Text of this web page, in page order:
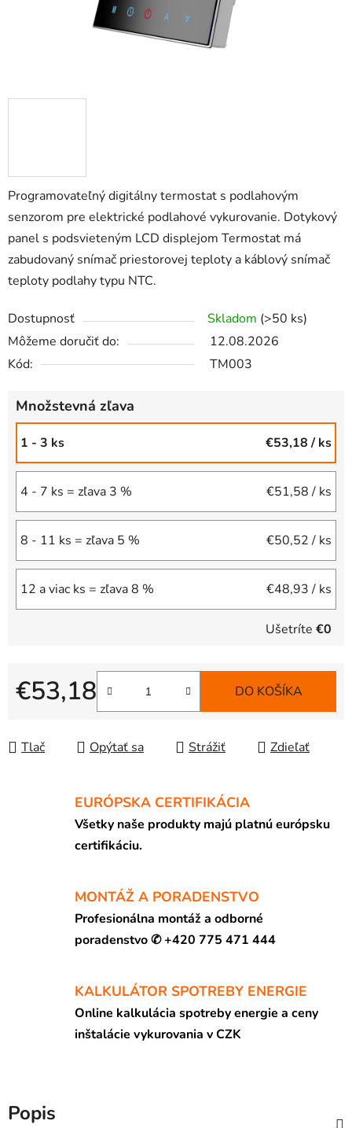
Programovateľný digitálny termostat s podlahovým
senzorom pre elektrické podlahové vykurovanie. Dotykový
panel s podsvieteným LCD displejom Termostat má
zabudovaný snímač priestorovej teploty a káblový snímač
teploty podlahy typu NTC.
Dostupnosť Skladom (>50 ks)
Môžeme doručiť do:
12.08.2026
Kód:
TM003
Množstevná zľava
1 - 3 ks €53,18 / ks
4 - 7 ks = zľava 3 % €51,58 / ks
8 - 11 ks = zľava 5 % €50,52 / ks
12 a viac ks = zľava 8 % €48,93 / ks
Ušetríte €0
€53,18
Jednotková cena:
DO KOŠÍKA
Tlač Opýtať sa Strážiť Zdieľať
EURÓPSKA CERTIFIKÁCIA
Všetky naše produkty majú platnú európsku
certifikáciu.
MONTÁŽ A PORADENSTVO
Profesionálna montáž a odborné
poradenstvo ✆ +420 775 471 444
KALKULÁTOR SPOTREBY ENERGIE
Online kalkulácia spotreby energie a ceny
inštalácie vykurovania v CZK
Popis